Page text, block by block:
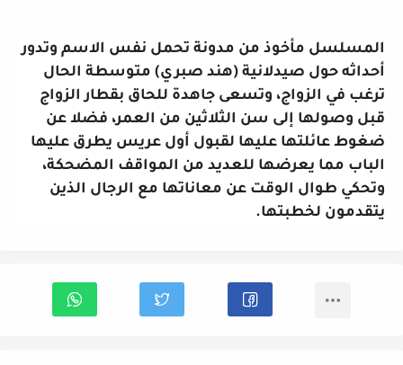
المسلسل مأخوذ من مدونة تحمل نفس الاسم وتدور
أحداثه حول صيدلانية (هند صبري) متوسطة الحال
ترغب في الزواج، وتسعى جاهدة للحاق بقطار الزواج
قبل وصولها إلى سن الثلاثين من العمر، فضلا عن
ضغوط عائلتها عليها لقبول أول عريس يطرق عليها
الباب مما يعرضها للعديد من المواقف المضحكة،
وتحكي طوال الوقت عن معاناتها مع الرجال الذين
يتقدمون لخطبتها.